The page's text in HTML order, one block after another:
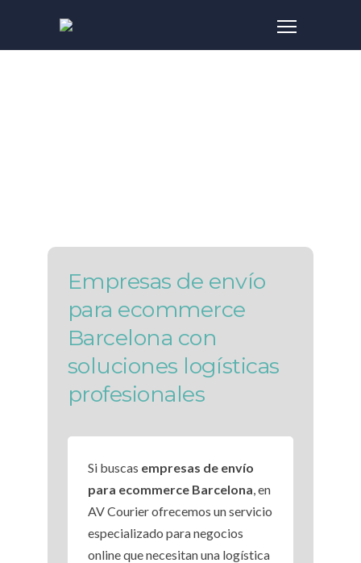
Empresas de envío
para ecommerce
Barcelona con
soluciones logísticas
profesionales
Si buscas empresas de envío
para ecommerce Barcelona , en
AV Courier ofrecemos un servicio
especializado para negocios
online que necesitan una logística